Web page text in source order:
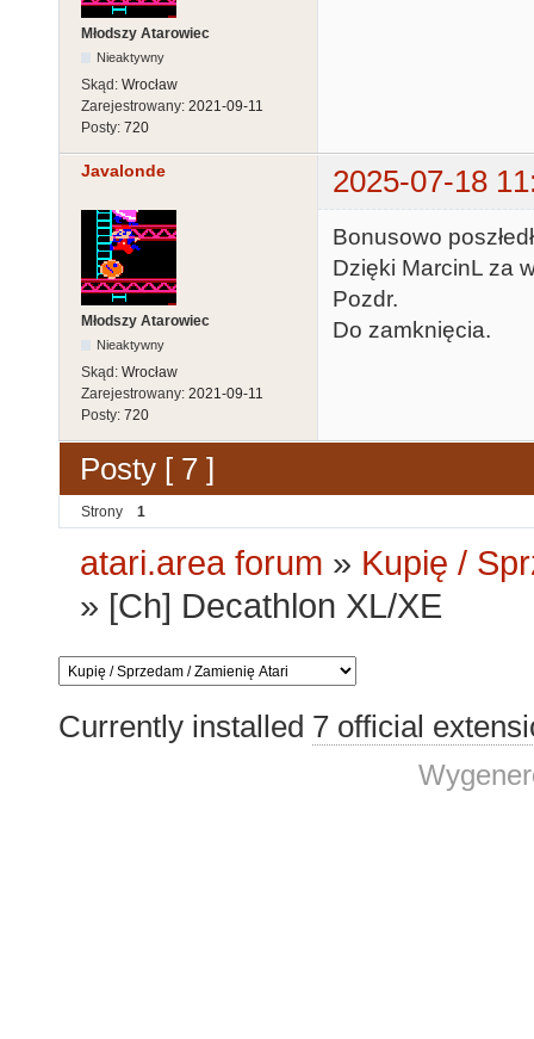
Młodszy Atarowiec
Nieaktywny
Skąd: Wrocław
Zarejestrowany: 2021-09-11
Posty: 720
Javalonde 2025-07-18
Młodszy Atarowiec
Nieaktywny
Skąd: Wrocław
Zarejestrowany: 2021-09-11
Posty: 720
Bonusowo
Dzięki MarcinL za
Pozdr.
Do zamknięcia.
Posty [ 7 ]
Strony 1
atari.area forum » Kupię /
» [Ch] Decathlon XL/XE
Currently installed 7 official